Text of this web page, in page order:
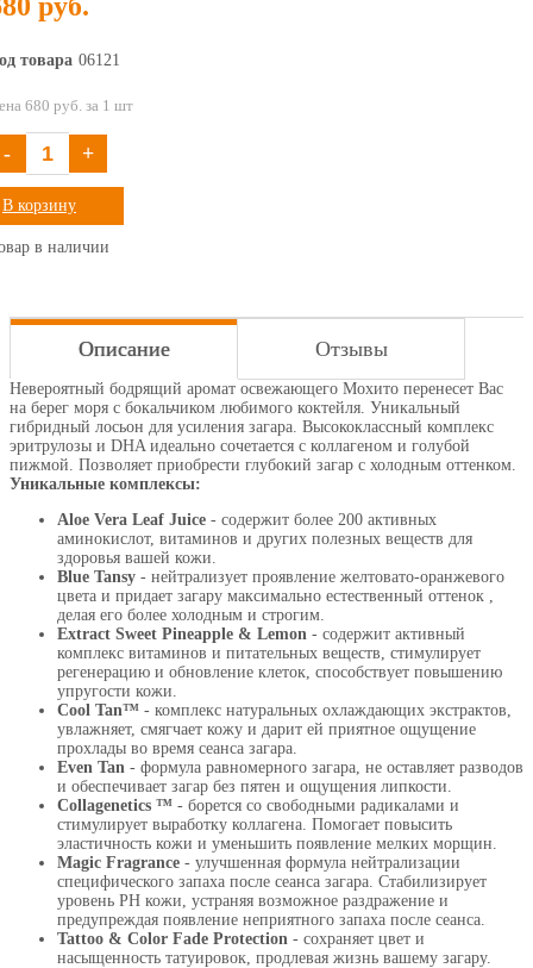
товара 06121
680 руб. за 1 шт
- +
В корзину
в наличии
Описание Отзывы
Невероятный бодрящий аромат освежающего Мохито перенесет Вас
на берег моря с бокальчиком любимого коктейля. Уникальный
гибридный лосьон для усиления загара. Высококлассный комплекс
эритрулозы и DHA идеально сочетается с коллагеном и голубой
пижмой. Позволяет приобрести глубокий загар с холодным оттенком.
Уникальные комплексы:
Aloe Vera Leaf Juice - содержит более 200 активных
аминокислот, витаминов и других полезных веществ для
здоровья вашей кожи.
Blue Tansy - нейтрализует проявление желтовато-оранжевого
цвета и придает загару максимально естественный оттенок ,
делая его более холодным и строгим.
Extract Sweet Pineapple & Lemon - содержит активный
комплекс витаминов и питательных веществ, стимулирует
регенерацию и обновление клеток, способствует повышению
упругости кожи.
Cool Tan™ - комплекс натуральных охлаждающих экстрактов,
увлажняет, смягчает кожу и дарит ей приятное ощущение
прохлады во время сеанса загара.
Even Tan - формула равномерного загара, не оставляет разводов
и обеспечивает загар без пятен и ощущения липкости.
Сollagenetics ™ - борется со свободными радикалами и
стимулирует выработку коллагена. Помогает повысить
эластичность кожи и уменьшить появление мелких морщин.
Magic Fragrance - улучшенная формула нейтрализации
специфического запаха после сеанса загара. Стабилизирует
уровень PH кожи, устраняя возможное раздражение и
предупреждая появление неприятного запаха после сеанса.
Tattoo & Color Fade Protection - сохраняет цвет и
насыщенность татуировок, продлевая жизнь вашему загару.